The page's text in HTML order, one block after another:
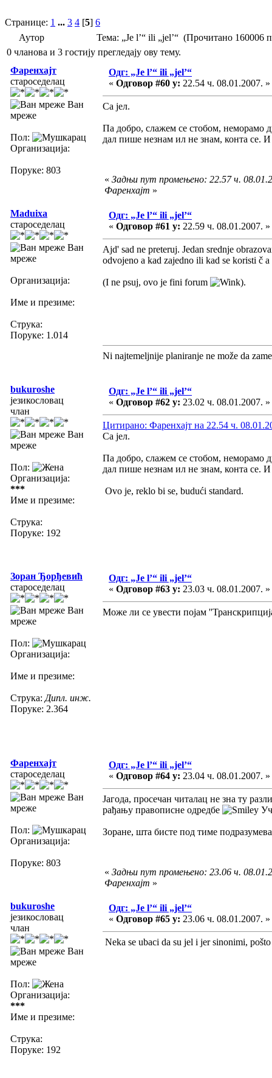
Странице: 1 ... 3 4 [5] 6
Аутор
Тема: „Je l’“ ili „jel’“ (Прочитано 160006
0 чланова и 3 гостију прегледају ову тему.
Фаренхајт
староседелац
Ван
мреже
Пол:
Организација:
Поруке: 803
Одг: „Je l’“ ili „jel’“
« Одговор #60 у: 22.54 ч. 08.01.2007. »
Са јел.
Па добро, слажем се стобом, неморамо
дал пише незнам ил не знам, конта се.
« Задњи пут промењено: 22.57 ч.
Фаренхајт »
Maduixa
староседелац
Ван
мреже
Организација:
Име и презиме:
Струка:
Поруке: 1.014
Одг: „Je l’“ ili „jel’“
« Одговор #61 у: 22.59 ч. 08.01.2007. »
Ajd' sad ne preteruj. Jedan srednje
odvojeno a kad zajedno ili kad se koristi
(I ne psuj, ovo je fini forum ).
Ni najtemeljnije planiranje ne može da
bukuroshe
језикословац
члан
Ван
мреже
Пол:
Организација:
***
Име и презиме:
Струка:
Поруке: 192
Одг: „Je l’“ ili „jel’“
« Одговор #62 у: 23.02 ч. 08.01.2007. »
Цитирано: Фаренхајт на 22.54 ч.
Са јел.
Па добро, слажем се стобом, неморамо
дал пише незнам ил не знам, конта се.
Ovo je, reklo bi se, budući standard.
Зоран Ђорђевић
староседелац
Ван
мреже
Пол:
Организација:
Име и презиме:
Струка: Дипл. инж.
Поруке: 2.364
Одг: „Je l’“ ili „jel’“
« Одговор #63 у: 23.03 ч. 08.01.2007. »
Може ли се увести појам
Фаренхајт
староседелац
Ван
мреже
Пол:
Организација:
Поруке: 803
Одг: „Je l’“ ili „jel’“
« Одговор #64 у: 23.04 ч. 08.01.2007. »
Јагода, просечан читалац не зна ту
рађању правописне одредбе
Зоране, шта бисте под тиме
« Задњи пут промењено: 23.06 ч.
Фаренхајт »
bukuroshe
језикословац
члан
Ван
мреже
Пол:
Организација:
***
Име и презиме:
Струка:
Поруке: 192
Одг: „Je l’“ ili „jel’“
« Одговор #65 у: 23.06 ч. 08.01.2007. »
Neka se ubaci da su jel i jer sinonimi,